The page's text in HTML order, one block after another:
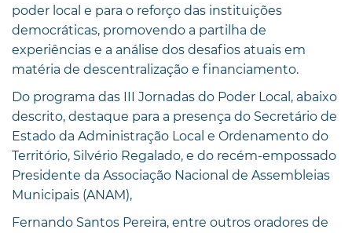
poder local e para o reforço das instituições
democráticas, promovendo a partilha de
experiências e a análise dos desafios atuais em
matéria de descentralização e financiamento.
Do programa das III Jornadas do Poder Local, abaixo
descrito, destaque para a presença do Secretário de
Estado da Administração Local e Ordenamento do
Território, Silvério Regalado, e do recém-empossado
Presidente da Associação Nacional de Assembleias
Municipais (ANAM),
Fernando Santos Pereira, entre outros oradores de